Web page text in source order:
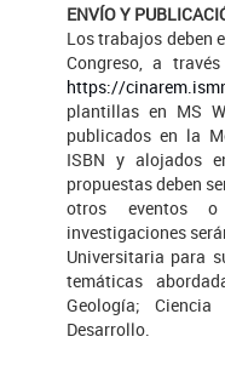
ENVÍO Y
Los trabajos deben
Congreso, a
https://
plantillas en MS
publicados en la
ISBN y alojados
propuestas deben
otros eventos o
investigaciones
Universitaria para
temáticas
Geología;
Desarrollo.